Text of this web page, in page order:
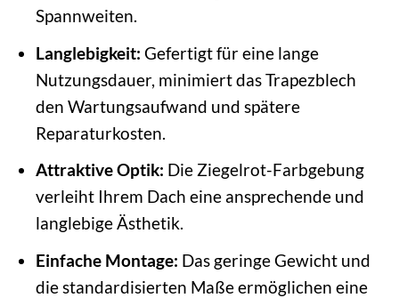
Spannweiten.
Langlebigkeit: Gefertigt für eine lange
Nutzungsdauer, minimiert das Trapezblech
den Wartungsaufwand und spätere
Reparaturkosten.
Attraktive Optik: Die Ziegelrot-Farbgebung
verleiht Ihrem Dach eine ansprechende und
langlebige Ästhetik.
Einfache Montage: Das geringe Gewicht und
die standardisierten Maße ermöglichen eine